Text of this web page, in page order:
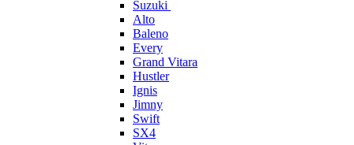
Suzuki
Alto
Baleno
Every
Grand Vitara
Hustler
Ignis
Jimny
Swift
SX4